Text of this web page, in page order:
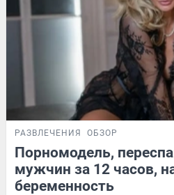
РАЗВЛЕЧЕНИЯ ОБЗОР
Порномодель,
мужчин за 12 часов,
беременность